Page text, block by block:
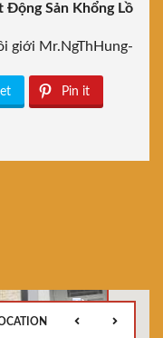
Sản Khổng Lồ
giới Mr.NgThHung-
Pin it